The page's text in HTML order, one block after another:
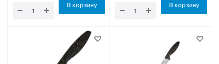
В корзину В корзину